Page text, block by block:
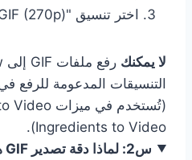
اختر تنسيق "Animated GIF (270p)" للتصدير.
لا يمكنك
Ingredients to Video).